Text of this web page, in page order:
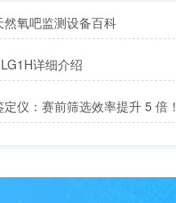
氧吧监测设备百科
详细介绍
仪：赛前筛选效率提升 5 倍！